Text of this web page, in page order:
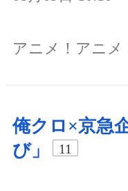
アニメ！アニメ
俺クロ×京急
び」
11